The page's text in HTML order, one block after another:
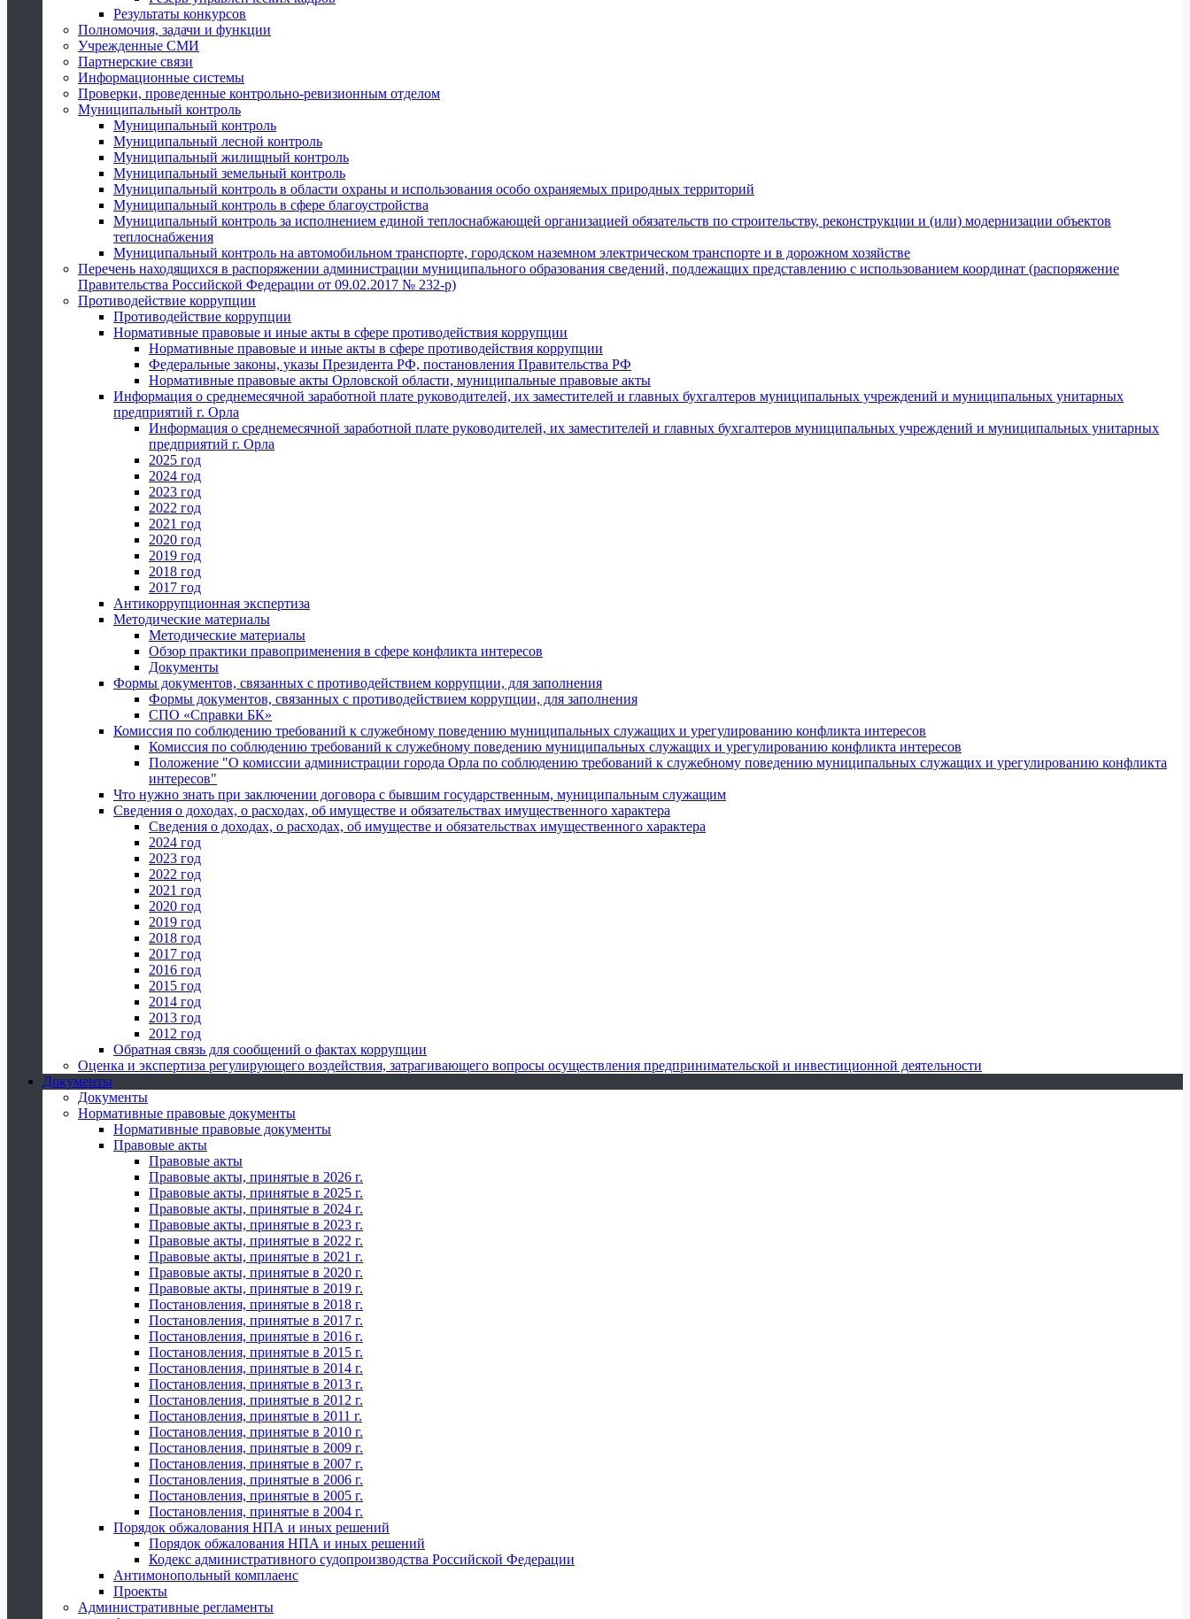
Результаты конкурсов
Полномочия, задачи и функции
Учрежденные СМИ
Партнерские связи
Информационные системы
Проверки, проведенные контрольно-ревизионным отделом
Муниципальный контроль
Муниципальный контроль
Муниципальный лесной контроль
Муниципальный жилищный контроль
Муниципальный земельный контроль
Муниципальный контроль в области охраны и использования особо охраняемых природных территорий
Муниципальный контроль в сфере благоустройства
Муниципальный контроль за исполнением единой теплоснабжающей организацией обязательств по строительству, реконструкции и (или) модернизации объектов
теплоснабжения
Муниципальный контроль на автомобильном транспорте, городском наземном электрическом транспорте и в дорожном хозяйстве
Перечень находящихся в распоряжении администрации муниципального образования сведений, подлежащих представлению с использованием координат (распоряжение
Правительства Российской Федерации от 09.02.2017 № 232-р)
Противодействие коррупции
Противодействие коррупции
Нормативные правовые и иные акты в сфере противодействия коррупции
Нормативные правовые и иные акты в сфере противодействия коррупции
Федеральные законы, указы Президента РФ, постановления Правительства РФ
Нормативные правовые акты Орловской области, муниципальные правовые акты
Информация о среднемесячной заработной плате руководителей, их заместителей и главных бухгалтеров муниципальных учреждений и муниципальных унитарных
предприятий г. Орла
Информация о среднемесячной заработной плате руководителей, их заместителей и главных бухгалтеров муниципальных учреждений и муниципальных унитарных
предприятий г. Орла
2025 год
2024 год
2023 год
2022 год
2021 год
2020 год
2019 год
2018 год
2017 год
Антикоррупционная экспертиза
Методические материалы
Методические материалы
Обзор практики правоприменения в сфере конфликта интересов
Документы
Формы документов, связанных с противодействием коррупции, для заполнения
Формы документов, связанных с противодействием коррупции, для заполнения
СПО «Справки БК»
Комиссия по соблюдению требований к служебному поведению муниципальных служащих и урегулированию конфликта интересов
Комиссия по соблюдению требований к служебному поведению муниципальных служащих и урегулированию конфликта интересов
Положение "О комиссии администрации города Орла по соблюдению требований к служебному поведению муниципальных служащих и урегулированию конфликта
интересов"
Что нужно знать при заключении договора с бывшим государственным, муниципальным служащим
Сведения о доходах, о расходах, об имуществе и обязательствах имущественного характера
Сведения о доходах, о расходах, об имуществе и обязательствах имущественного характера
2024 год
2023 год
2022 год
2021 год
2020 год
2019 год
2018 год
2017 год
2016 год
2015 год
2014 год
2013 год
2012 год
Обратная связь для сообщений о фактах коррупции
Оценка и экспертиза регулирующего воздействия, затрагивающего вопросы осуществления предпринимательской и инвестиционной деятельности
Документы
Документы
Нормативные правовые документы
Нормативные правовые документы
Правовые акты
Правовые акты
Правовые акты, принятые в 2026 г.
Правовые акты, принятые в 2025 г.
Правовые акты, принятые в 2024 г.
Правовые акты, принятые в 2023 г.
Правовые акты, принятые в 2022 г.
Правовые акты, принятые в 2021 г.
Правовые акты, принятые в 2020 г.
Правовые акты, принятые в 2019 г.
Постановления, принятые в 2018 г.
Постановления, принятые в 2017 г.
Постановления, принятые в 2016 г.
Постановления, принятые в 2015 г.
Постановления, принятые в 2014 г.
Постановления, принятые в 2013 г.
Постановления, принятые в 2012 г.
Постановления, принятые в 2011 г.
Постановления, принятые в 2010 г.
Постановления, принятые в 2009 г.
Постановления, принятые в 2007 г.
Постановления, принятые в 2006 г.
Постановления, принятые в 2005 г.
Постановления, принятые в 2004 г.
Порядок обжалования НПА и иных решений
Порядок обжалования НПА и иных решений
Кодекс административного судопроизводства Российской Федерации
Антимонопольный комплаенс
Проекты
Административные регламенты